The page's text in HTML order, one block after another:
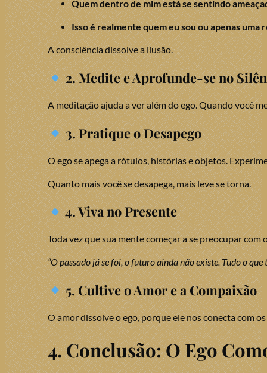
Quem dentro de mim está se sentindo
Isso é realmente quem eu sou ou apenas uma
A consciência dissolve a ilusão.
2. Medite e Aprofunde-se no
A meditação ajuda a ver além do ego. Quando você
3. Pratique o Desapego
O ego se apega a rótulos, histórias e objetos.
Quanto mais você se desapega, mais leve se torna.
4. Viva no Presente
Toda vez que sua mente começar a se preocupar
“O passado já se foi, o futuro ainda não existe. Tudo o que
5. Cultive o Amor e a Compaixão
O amor dissolve o ego, porque ele nos conecta com
4. Conclusão: O Ego